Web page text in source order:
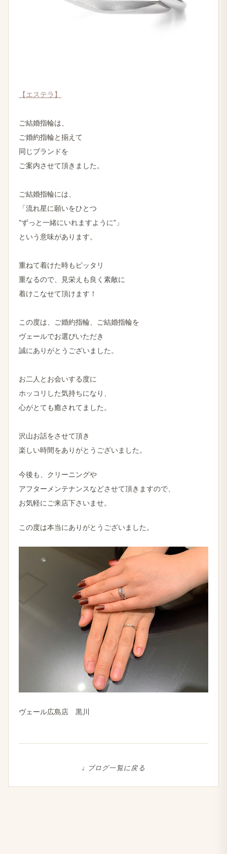
【エステラ】
ご結婚指輪は、
ご婚約指輪と揃えて
同じブランドを
ご案内させて頂きました。
ご結婚指輪には、
「流れ星に願いをひとつ
“ずっと一緒にいれますように”」
という意味があります。
重ねて着けた時もピッタリ
重なるので、見栄えも良く素敵に
着けこなせて頂けます！
この度は、ご婚約指輪、ご結婚指輪を
ヴェールでお選びいただき
誠にありがとうございました。
お二人とお会いする度に
ホッコリした気持ちになり、
心がとても癒されてました。
沢山お話をさせて頂き
楽しい時間をありがとうございました。
今後も、クリーニングや
アフターメンテナンスなどさせて頂きますので、
お気軽にご来店下さいませ。
この度は本当にありがとうございました。
ヴェール広島店 黒川
↓ ブログ一覧に戻る